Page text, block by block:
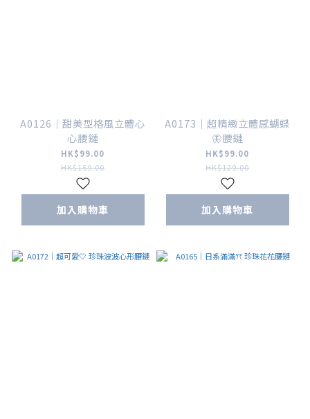
A0126｜甜美型格風立體心
心腰鏈
HK$99.00
HK$159.00
加入購物車
A0173｜超精緻立體感蝴蝶
🦋腰鏈
HK$99.00
HK$129.00
加入購物車